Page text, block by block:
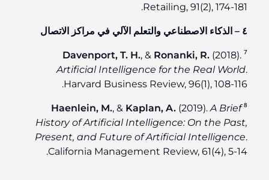
Retailing, 91(2), 174-181.
٤ – الذكاء الاصطناعي والتعلم الآلي في مراكز الاتصال
⁷
Davenport, T. H., & Ronanki, R. (2018).
Artificial Intelligence for the Real World.
Harvard Business Review, 96(1), 108-116.
⁸
Haenlein, M., & Kaplan, A. (2019). A Brief
History of Artificial Intelligence: On the Past,
Present, and Future of Artificial Intelligence.
California Management Review, 61(4), 5-14.